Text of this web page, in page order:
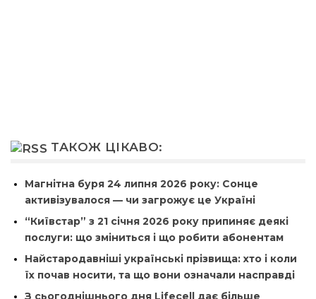
ТАКОЖ ЦІКАВО:
Магнітна буря 24 липня 2026 року: Сонце
активізувалося — чи загрожує це Україні
“Київстар” з 21 січня 2026 року припиняє деякі
послуги: що зміниться і що робити абонентам
Найстародавніші українські прізвища: хто і коли
їх почав носити, та що вони означали насправді
З сьогоднішнього дня Lifecell дає більше